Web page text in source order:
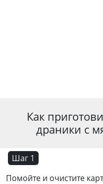
Как
драники с
Шаг 1
Помойте и очистите